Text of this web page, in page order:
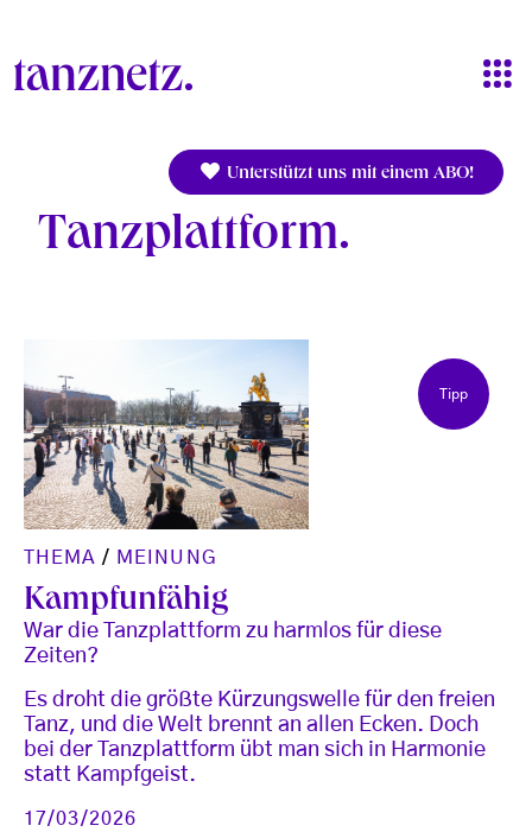
Unterstützt uns mit einem ABO!
Tanzplattform
Tipp
THEMA / MEINUNG
Kampfunfähig
War die Tanzplattform zu harmlos für diese
Zeiten?
Es droht die größte Kürzungswelle für den freien
Tanz, und die Welt brennt an allen Ecken. Doch
bei der Tanzplattform übt man sich in Harmonie
statt Kampfgeist.
17/03/2026